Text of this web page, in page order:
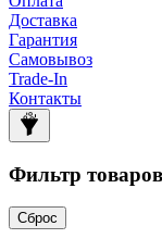
Доставка
Гарантия
Самовывоз
Trade-In
Контакты
Фильтр товаров
Сброс